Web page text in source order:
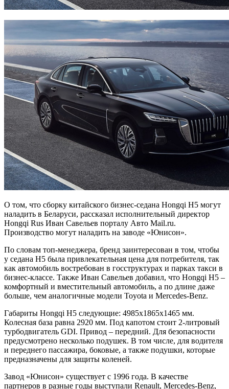
О том, что сборку китайского бизнес-седана Hongqi H5 могут
наладить в Беларуси, рассказал исполнительный директор
Hongqi Rus Иван Савельев порталу Авто Mail.ru.
Производство могут наладить на заводе «Юнисон».
По словам топ-менеджера, бренд заинтересован в том, чтобы
у седана H5 была привлекательная цена для потребителя, так
как автомобиль востребован в госструктурах и парках такси в
бизнес-классе. Также Иван Савельев добавил, что Hongqi H5 –
комфортный и вместительный автомобиль, а по длине даже
больше, чем аналогичные модели Toyota и Mercedes-Benz.
Габариты Hongqi H5 следующие: 4985х1865х1465 мм.
Колесная база равна 2920 мм. Под капотом стоит 2-литровый
турбодвигатель GDI. Привод – передний. Для безопасности
предусмотрено несколько подушек. В том числе, для водителя
и переднего пассажира, боковые, а также подушки, которые
предназначены для защиты коленей.
Завод «Юнисон» существует с 1996 года. В качестве
партнеров в разные годы выступали Renault, Mercedes-Benz,